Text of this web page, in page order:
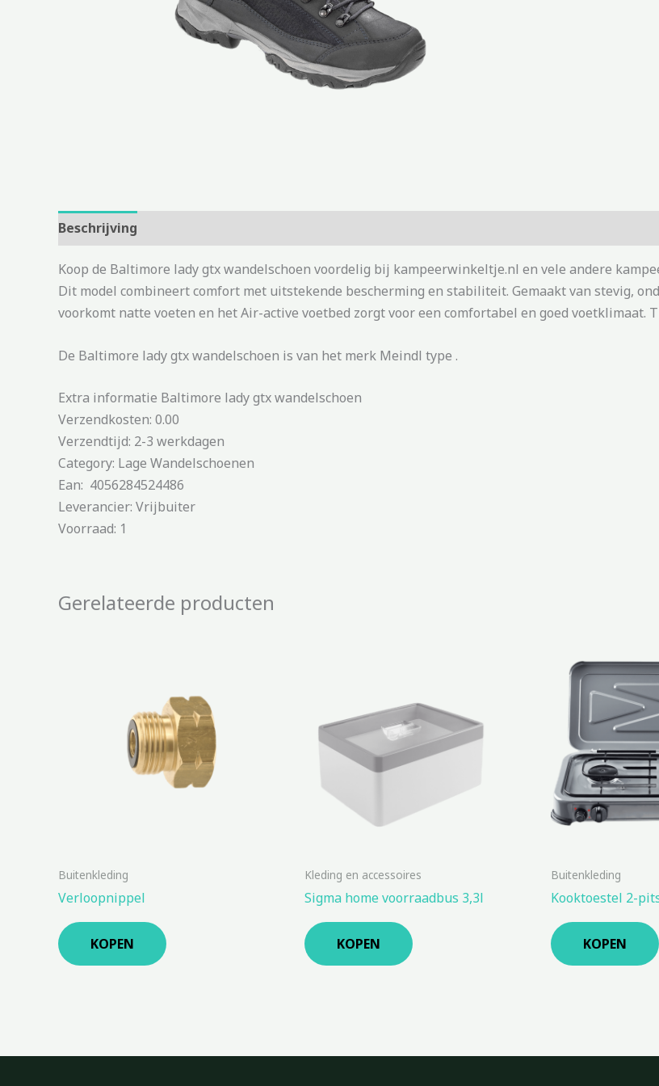
Beschrijving
Koop de Baltimore lady gtx wandelschoen voordelig bij kampeerwinkeltje.nl en vele andere
Dit model combineert comfort met uitstekende bescherming en stabiliteit. Gemaakt van stevig,
voorkomt natte voeten en het Air-active voetbed zorgt voor een comfortabel en goed voetklimaat.
De Baltimore lady gtx wandelschoen is van het merk Meindl type .
Extra informatie Baltimore lady gtx wandelschoen
Verzendkosten: 0.00
Verzendtijd: 2-3 werkdagen
Category: Lage Wandelschoenen
Ean: 4056284524486
Leverancier: Vrijbuiter
Voorraad: 1
Gerelateerde producten
Buitenkleding
Verloopnippel
KOPEN
Kleding en accessoires
Sigma home voorraadbus 3,3l
KOPEN
Buitenkleding
Kooktoestel 2-
KOPEN